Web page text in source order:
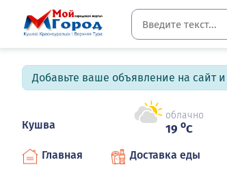
Добавьте ваше объявление на сайт
Кушва
облачно
19 oC
Главная Доставка еды